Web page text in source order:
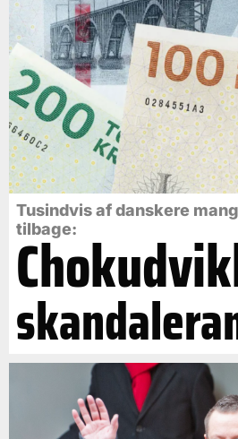
Tusindvis af danskere
tilbage: